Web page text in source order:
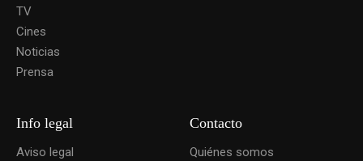
TV
Cines
Noticias
Prensa
Info legal
Aviso legal
Contacto
Quiénes somos